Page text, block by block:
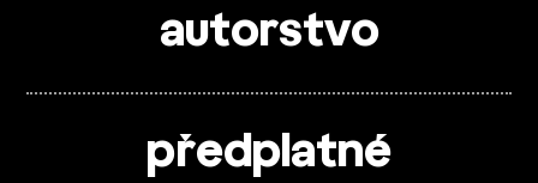
autorstvo
předplatné